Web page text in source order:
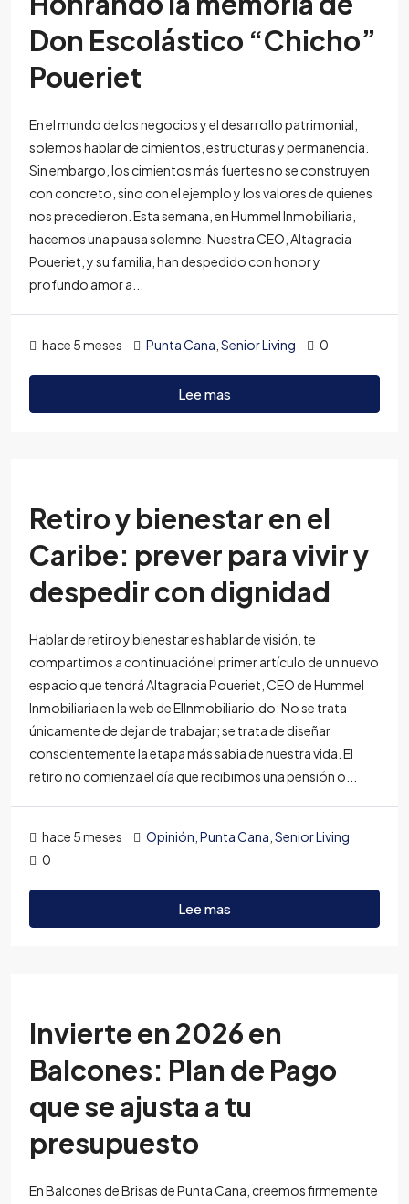
Don Escolástico “Chicho”
Poueriet
En el mundo de los negocios y el desarrollo patrimonial,
solemos hablar de cimientos, estructuras y permanencia.
Sin embargo, los cimientos más fuertes no se construyen
con concreto, sino con el ejemplo y los valores de quienes
nos precedieron. Esta semana, en Hummel Inmobiliaria,
hacemos una pausa solemne. Nuestra CEO, Altagracia
Poueriet, y su familia, han despedido con honor y
profundo amor a...
hace 5 meses Punta Cana Senior Living 0
Lee mas
Retiro y bienestar en el
Caribe: prever para vivir y
despedir con dignidad
Hablar de retiro y bienestar es hablar de visión, te
compartimos a continuación el primer artículo de un nuevo
espacio que tendrá Altagracia Poueriet, CEO de Hummel
Inmobiliaria en la web de ElInmobiliario.do: No se trata
únicamente de dejar de trabajar; se trata de diseñar
conscientemente la etapa más sabia de nuestra vida. El
retiro no comienza el día que recibimos una pensión o...
hace 5 meses Opinión Punta Cana Senior Living
0
Lee mas
Invierte en 2026 en
Balcones: Plan de Pago
que se ajusta a tu
presupuesto
En Balcones de Brisas de Punta Cana, creemos firmemente